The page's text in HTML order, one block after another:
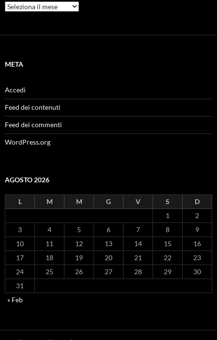
Archivi
META
Accedi
Feed dei contenuti
Feed dei commenti
WordPress.org
AGOSTO 2026
L M M G V S
D
1
2
3
4 5 6 7 8
9
10
11 12 13 14 15
16
17
18 19 20 21 22
23
24
25 26 27 28 29
30
31
« Feb